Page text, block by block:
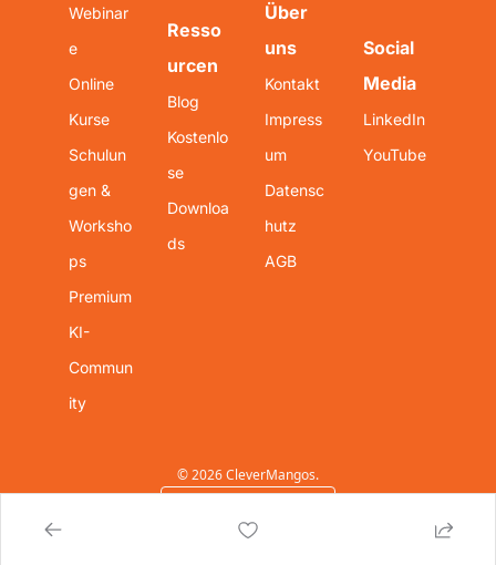
Webinar
e
Online
Kurse
Schulun
gen &
Worksho
ps
Premium
KI-
Commun
ity
Resso
urcen
Blog
Kostenlo
se
Downloa
ds
Über
uns
Kontakt
Impress
um
Datensc
hutz
AGB
Social
Media
LinkedIn
YouTube
© 2026 CleverMangos.